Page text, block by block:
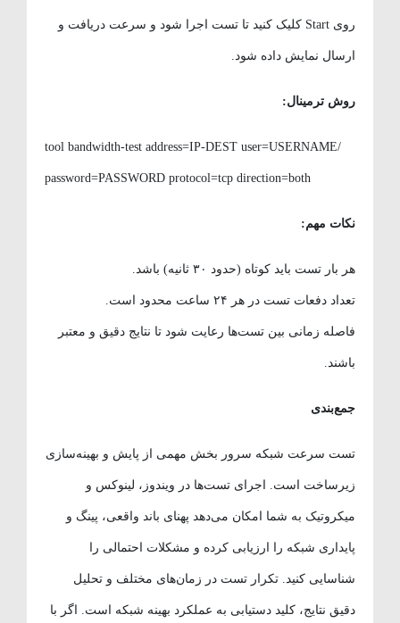
روی Start کلیک کنید تا تست اجرا شود و سرعت دریافت و
ارسال نمایش داده شود.
روش ترمینال:
/tool bandwidth-test address=IP-DEST user=USERNAME
password=PASSWORD protocol=tcp direction=both
نکات مهم:
هر بار تست باید کوتاه (حدود ۳۰ ثانیه) باشد.
تعداد دفعات تست در هر ۲۴ ساعت محدود است.
فاصله زمانی بین تست‌ها رعایت شود تا نتایج دقیق و معتبر
باشند.
جمع‌بندی
تست سرعت شبکه سرور بخش مهمی از پایش و بهینه‌سازی
زیرساخت است. اجرای تست‌ها در ویندوز، لینوکس و
میکروتیک به شما امکان می‌دهد پهنای باند واقعی، پینگ و
پایداری شبکه را ارزیابی کرده و مشکلات احتمالی را
شناسایی کنید. تکرار تست در زمان‌های مختلف و تحلیل
دقیق نتایج، کلید دستیابی به عملکرد بهینه شبکه است. اگر با